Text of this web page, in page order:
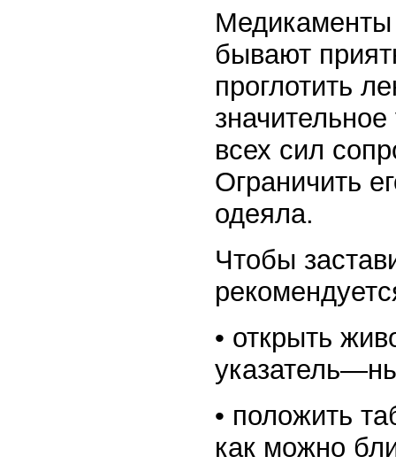
Медикаменты
бывают
проглотить
всех сил
Ограничить
одеяла.
Чтобы
• открыть
• положить
как можно